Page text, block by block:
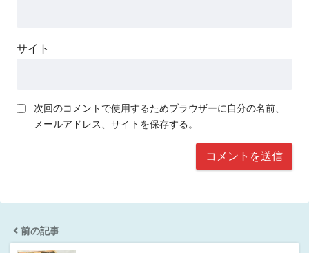
サイト
次回のコメントで使用するためブラウザーに自分の名前、
メールアドレス、サイトを保存する。
前の記事